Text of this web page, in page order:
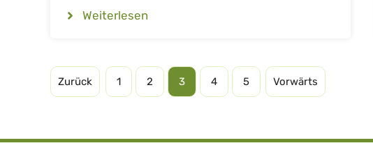
Weiterlesen
Zurück 1 2 3 4 5 Vorwärts